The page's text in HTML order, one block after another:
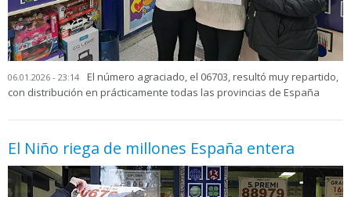
06.01.2026 - 23:14
El número agraciado, el 06703, resultó muy repartido,
con distribución en prácticamente todas las provincias de España
El Niño riega de millones España entera